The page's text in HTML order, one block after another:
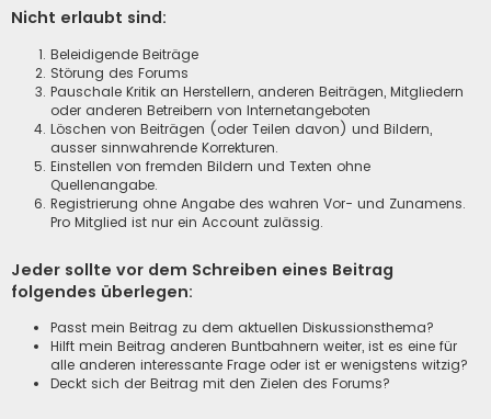
Nicht erlaubt sind:
Beleidigende Beiträge
Störung des Forums
Pauschale Kritik an Herstellern, anderen Beiträgen, Mitgliedern
oder anderen Betreibern von Internetangeboten
Löschen von Beiträgen (oder Teilen davon) und Bildern,
ausser sinnwahrende Korrekturen.
Einstellen von fremden Bildern und Texten ohne
Quellenangabe.
Registrierung ohne Angabe des wahren Vor- und Zunamens.
Pro Mitglied ist nur ein Account zulässig.
Jeder sollte vor dem Schreiben eines Beitrag
folgendes überlegen:
Passt mein Beitrag zu dem aktuellen Diskussionsthema?
Hilft mein Beitrag anderen Buntbahnern weiter, ist es eine für
alle anderen interessante Frage oder ist er wenigstens witzig?
Deckt sich der Beitrag mit den Zielen des Forums?